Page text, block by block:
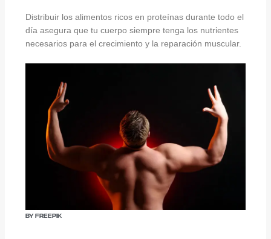
Distribuir los alimentos ricos en proteínas durante todo el
día asegura que tu cuerpo siempre tenga los nutrientes
necesarios para el crecimiento y la reparación muscular.
By Freepik